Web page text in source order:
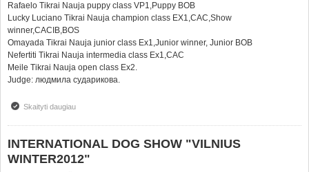
Rafaelo Tikrai Nauja puppy class VP1,Puppy BOB
Lucky Luciano Tikrai Nauja champion class EX1,CAC,Show
winner,CACIB,BOS
Omayada Tikrai Nauja junior class Ex1,Junior winner, Junior BOB
Nefertiti Tikrai Nauja intermedia class Ex1,CAC
Meile Tikrai Nauja open class Ex2.
Judge: людмила сударикова.
Skaityti daugiauapie INTERNATIONAL DOG SHOW "VILNIUS WINTER2012"
INTERNATIONAL DOG SHOW "VILNIUS
WINTER2012"